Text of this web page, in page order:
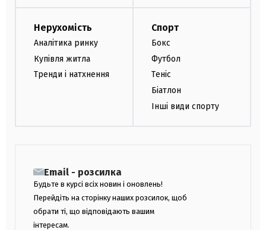
Нерухомість
Аналітика ринку
Купівля житла
Тренди і натхнення
Спорт
Бокс
Футбол
Теніс
Біатлон
Інші види спорту
Email - розсилка
Будьте в курсі всіх новин і оновлень!
Перейдіть на сторінку наших розсилок, щоб
обрати ті, що відповідають вашим
інтересам.